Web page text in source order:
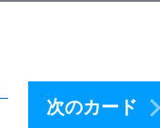
次のカード